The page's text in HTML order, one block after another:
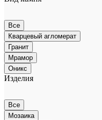
Все
Кварцевый агломерат
Гранит
Мрамор
Оникс
Изделия
Все
Мозаика